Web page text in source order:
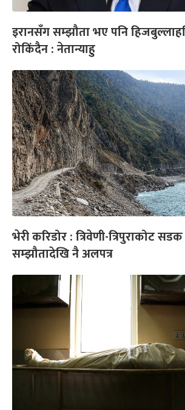
इरानसँग सम्झौता भए पनि
रोकिंदैन : नेतान्याहु
भेरी करिडोर : त्रिवेणी-त्रिपुराकोट
सम्झौतादेखि नै अलपत्र